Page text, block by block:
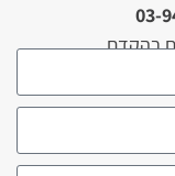
בהקדם